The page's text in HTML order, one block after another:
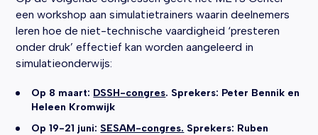
een workshop aan simulatietrainers waarin deelnemers
leren hoe de niet-technische vaardigheid ‘presteren
onder druk’ effectief kan worden aangeleerd in
simulatieonderwijs:
Op 8 maart: DSSH-congres. Sprekers: Peter Bennik en
Heleen Kromwijk
Op 19-21 juni: SESAM-congres. Sprekers: Ruben